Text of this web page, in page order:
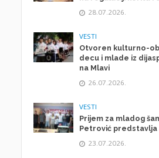
28.07.2026.
VESTI
Otvoren kulturno-
decu i mlade iz
na Mlavi
26.07.2026.
VESTI
Prijem za mladog
Petrović predstavlja
23.07.2026.